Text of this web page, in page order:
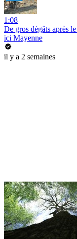
1:08
De gros dégâts après
ici Mayenne
il y a 2 semaines